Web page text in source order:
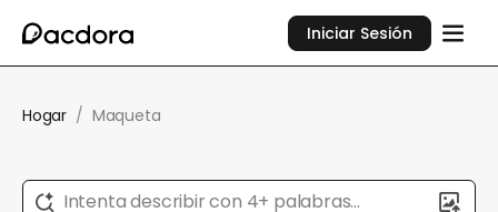
Iniciar Sesión
Hogar / Maqueta
Intenta describir con 4+ palabras...